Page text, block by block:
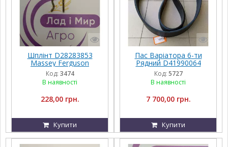
Шплінт D28283853
Massey Ferguson
Код: 3474
В наявності
228,00 грн.
Купити
Пас Варіатора 6-ти
Рядний D41990064
Massey Ferguson 6B
BP/H-3315
Код: 5727
В наявності
7 700,00 грн.
Купити